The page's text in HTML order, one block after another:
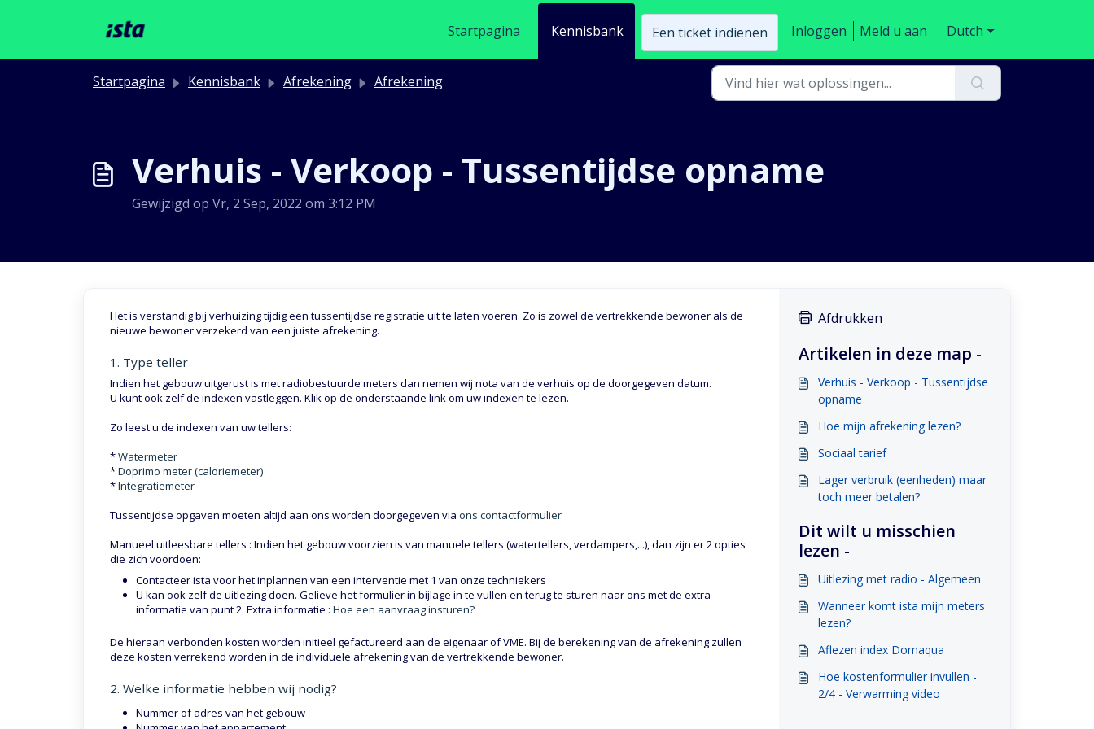
Startpagina
Kennisbank Een ticket indienen Inloggen Meld u aan Dutch
Startpagina Kennisbank Afrekening Afrekening
Verhuis - Verkoop - Tussentijdse opname
Gewijzigd op Vr, 2 Sep, 2022 om 3:12 PM
Het is verstandig bij verhuizing tijdig een tussentijdse registratie uit te laten voeren. Zo is zowel de vertrekkende bewoner als de
nieuwe bewoner verzekerd van een juiste afrekening.
1. Type teller
Indien het gebouw uitgerust is met radiobestuurde meters dan nemen wij nota van de verhuis op de doorgegeven datum.
U kunt ook zelf de indexen vastleggen. Klik op de onderstaande link om uw indexen te lezen.
Zo leest u de indexen van uw tellers:
*Watermeter
*Doprimo meter (caloriemeter)
*Integratiemeter
Tussentijdse opgaven moeten altijd aan ons worden doorgegeven via ons contactformulier
Manueel uitleesbare tellers : Indien het gebouw voorzien is van manuele tellers (watertellers, verdampers,...), dan zijn er 2 opties
die zich voordoen:
Contacteer ista voor het inplannen van een interventie met 1 van onze techniekers
U kan ook zelf de uitlezing doen. Gelieve het formulier in bijlage in te vullen en terug te sturen naar ons met de extra
informatie van punt 2. Extra informatie : Hoe een aanvraag insturen?
De hieraan verbonden kosten worden initieel gefactureerd aan de eigenaar of VME. Bij de berekening van de afrekening zullen
deze kosten verrekend worden in de individuele afrekening van de vertrekkende bewoner.
2. Welke informatie hebben wij nodig?
Nummer of adres van het gebouw
Afdrukken
Artikelen in deze map -
Verhuis - Verkoop - Tussentijdse
opname
Hoe mijn afrekening lezen?
Sociaal tarief
Lager verbruik (eenheden) maar
toch meer betalen?
Dit wilt u misschien
lezen -
Uitlezing met radio - Algemeen
Wanneer komt ista mijn meters
lezen?
Aflezen index Domaqua
Hoe kostenformulier invullen -
2/4 - Verwarming video